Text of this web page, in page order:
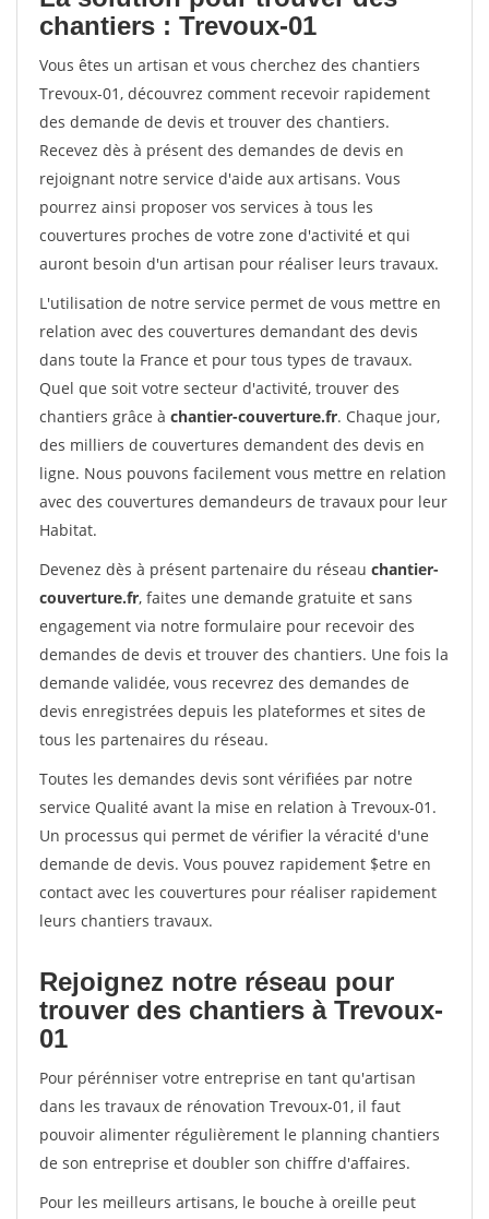
chantiers : Trevoux-01
Vous êtes un artisan et vous cherchez des chantiers
Trevoux-01, découvrez comment recevoir rapidement
des demande de devis et trouver des chantiers.
Recevez dès à présent des demandes de devis en
rejoignant notre service d'aide aux artisans. Vous
pourrez ainsi proposer vos services à tous les
couvertures proches de votre zone d'activité et qui
auront besoin d'un artisan pour réaliser leurs travaux.
L'utilisation de notre service permet de vous mettre en
relation avec des couvertures demandant des devis
dans toute la France et pour tous types de travaux.
Quel que soit votre secteur d'activité, trouver des
chantiers grâce à chantier-couverture.fr. Chaque jour,
des milliers de couvertures demandent des devis en
ligne. Nous pouvons facilement vous mettre en relation
avec des couvertures demandeurs de travaux pour leur
Habitat.
Devenez dès à présent partenaire du réseau chantier-
couverture.fr, faites une demande gratuite et sans
engagement via notre formulaire pour recevoir des
demandes de devis et trouver des chantiers. Une fois la
demande validée, vous recevrez des demandes de
devis enregistrées depuis les plateformes et sites de
tous les partenaires du réseau.
Toutes les demandes devis sont vérifiées par notre
service Qualité avant la mise en relation à Trevoux-01.
Un processus qui permet de vérifier la véracité d'une
demande de devis. Vous pouvez rapidement $etre en
contact avec les couvertures pour réaliser rapidement
leurs chantiers travaux.
Rejoignez notre réseau pour
trouver des chantiers à Trevoux-
01
Pour pérénniser votre entreprise en tant qu'artisan
dans les travaux de rénovation Trevoux-01, il faut
pouvoir alimenter régulièrement le planning chantiers
de son entreprise et doubler son chiffre d'affaires.
Pour les meilleurs artisans, le bouche à oreille peut